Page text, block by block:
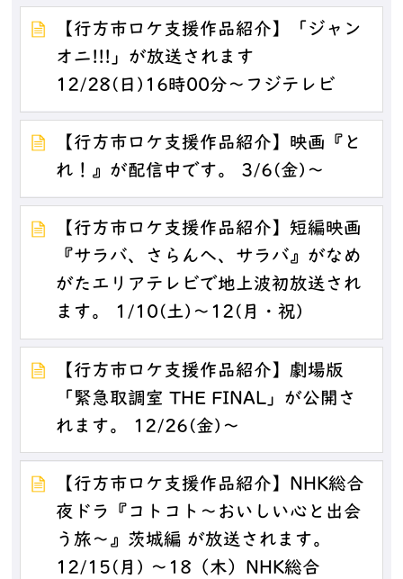
【行方市ロケ支援作品紹介】「ジャン
オニ!!!」が放送されます
12/28(日)16時00分～フジテレビ
【行方市ロケ支援作品紹介】映画『と
れ！』が配信中です。 3/6(金)～
【行方市ロケ支援作品紹介】短編映画
『サラバ、さらんへ、サラバ』がなめ
がたエリアテレビで地上波初放送され
ます。 1/10(土)～12(月・祝)
【行方市ロケ支援作品紹介】劇場版
「緊急取調室 THE FINAL」が公開さ
れます。 12/26(金)～
【行方市ロケ支援作品紹介】NHK総合
夜ドラ『コトコト～おいしい心と出会
う旅～』茨城編 が放送されます。
12/15(月) ～18（木）NHK総合